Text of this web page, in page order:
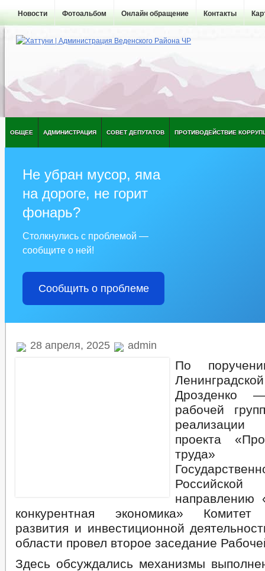
Новости Фотоальбом Онлайн обращение Контакты
ОБЩЕЕ АДМИНИСТРАЦИЯ СОВЕТ ДЕПУТАТОВ ПРОТИВОДЕЙСТВИЕ
Не убран мусор, яма
на дороге, не горит
фонарь?
Столкнулись с проблемой —
сообщите о ней!
Сообщить о проблеме
28 апреля, 2025 admin
По
Дрозденко
рабочей
реализации
проекта
труда»
направлению
конкурентная экономика» Комитет
развития и инвестиционной
области провел второе заседание
Здесь обсуждались механизмы